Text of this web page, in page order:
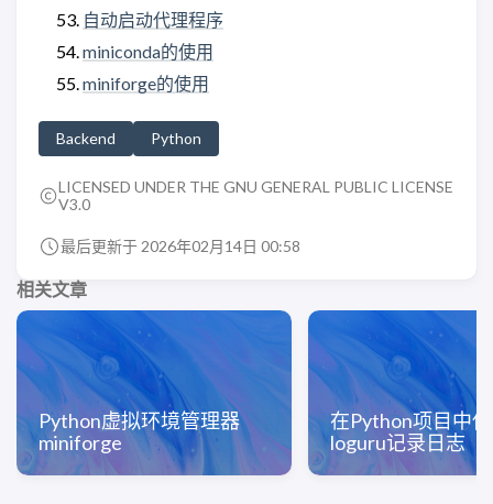
自动启动代理程序
miniconda的使用
miniforge的使用
Backend Python
LICENSED UNDER THE GNU GENERAL PUBLIC LICENSE
V3.0
最后更新于 2026年02月14日 00:58
相关文章
Python虚拟环境管理器
miniforge
在Python项目中
loguru记录日志